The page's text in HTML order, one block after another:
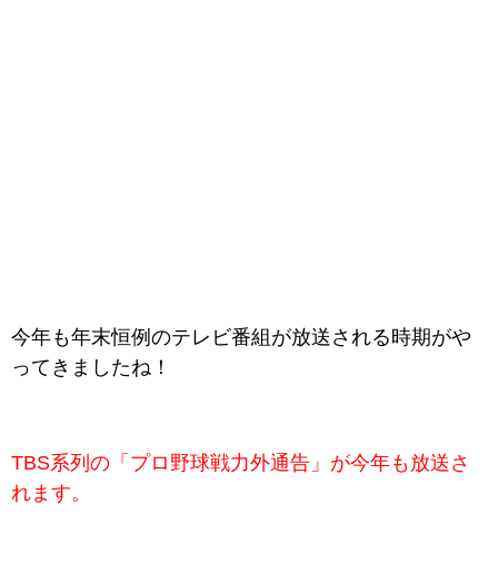
今年も年末恒例のテレビ番組が放送される時期がや
ってきましたね！
TBS系列の「プロ野球戦力外通告」が今年も放送さ
れます。